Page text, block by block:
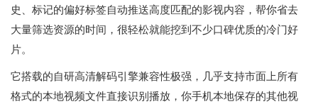
史、标记的偏好标签自动推送高度匹配的影视内容，帮你省去
大量筛选资源的时间，很轻松就能挖到不少口碑优质的冷门好
片。
它搭载的自研高清解码引擎兼容性极强，几乎支持市面上所有
格式的本地视频文件直接识别播放，你手机本地保存的其他视